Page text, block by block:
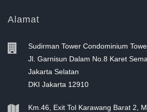
Alamat
Sudirman Tower Condominium
Jl. Garnisun Dalam No.8 Karet
Jakarta Selatan
DKI Jakarta 12910
Km.46, Exit Tol Karawang Barat 2,